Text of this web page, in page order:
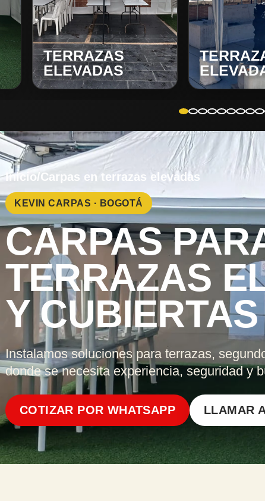
TERRAZAS
ELEVADAS
Inicio/Carpas en terrazas elevadas
KEVIN CARPAS · BOGOTÁ
CARPAS
TERRAZAS
Y CUBIERTAS
Instalamos soluciones para terrazas,
donde se necesita experiencia, seguridad y
COTIZAR POR WHATSAPP LLAMAR